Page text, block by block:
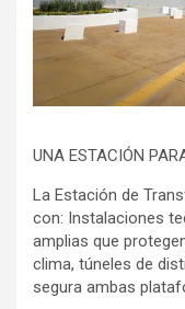
UNA ESTACIÓN
La Estación de
con: Instalaciones
amplias que
clima, túneles de
segura ambas